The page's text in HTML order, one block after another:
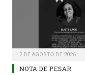
2 DE AGOSTO DE 2026
NOTA DE PESAR.